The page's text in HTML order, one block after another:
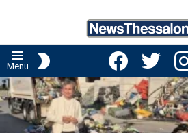
Menu
facebooktwitter
LATEST
STORIES